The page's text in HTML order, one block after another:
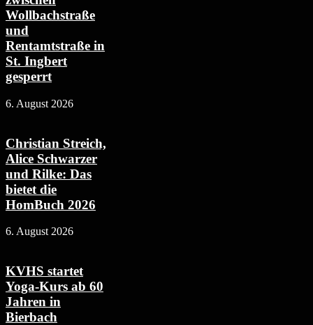
Wollbachstraße
und
Rentamtstraße in
St. Ingbert
gesperrt
6. August 2026
Christian Streich,
Alice Schwarzer
und Rilke: Das
bietet die
HomBuch 2026
6. August 2026
KVHS startet
Yoga-Kurs ab 60
Jahren in
Bierbach